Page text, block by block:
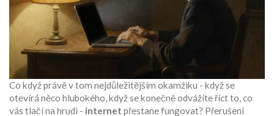
Co když právě v tom nejdůležitějším okamžiku - když se
otevírá něco hlubokého, když se konečně odvážíte říct to, co
vás tlačí na hrudi - internet přestane fungovat? Přerušení